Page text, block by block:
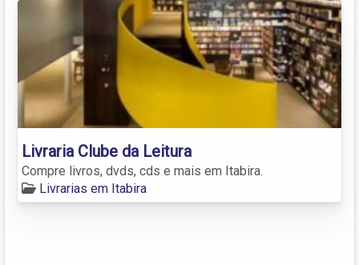
Livraria Clube da Leitura
Compre livros, dvds, cds e mais em Itabira.
Livrarias em Itabira